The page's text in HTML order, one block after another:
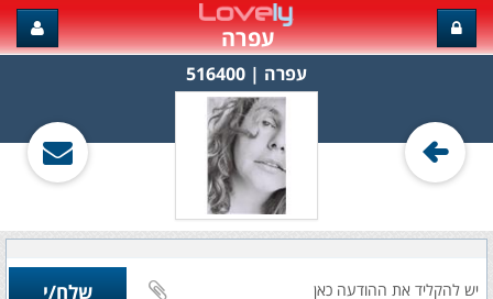
עפרה
עפרה‏ | 516400